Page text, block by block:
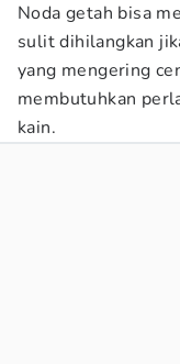
Noda getah bisa
sulit dihilangkan
yang mengering
membutuhkan
kain.